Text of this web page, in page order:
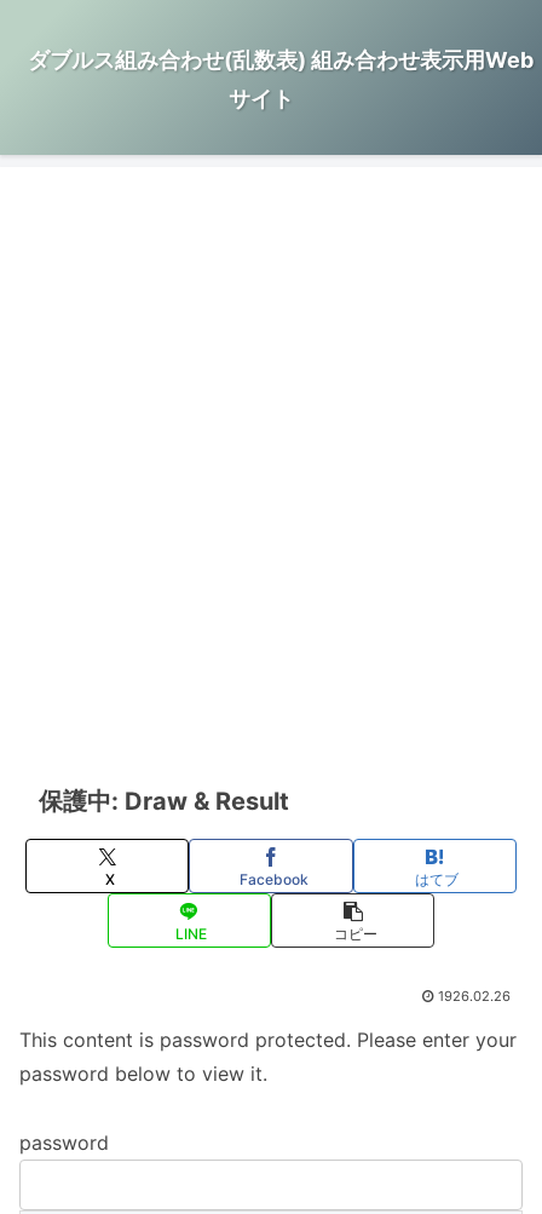
ダブルス組み合わせ(乱数表) 組み合わせ表示用Web
サイト
保護中: Draw & Result
X Facebook はてブ
LINE コピー
1926.02.26
This content is password protected. Please enter your
password below to view it.
password